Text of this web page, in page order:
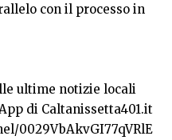
con il processo in
ultime notizie locali
di Caltanissetta401.it
0029VbAkvGI77qVRlE